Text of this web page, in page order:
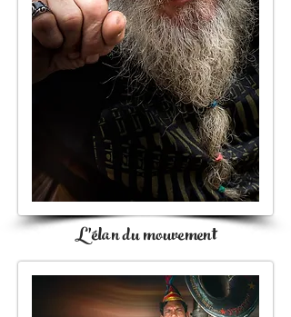
L'élan du mouvement